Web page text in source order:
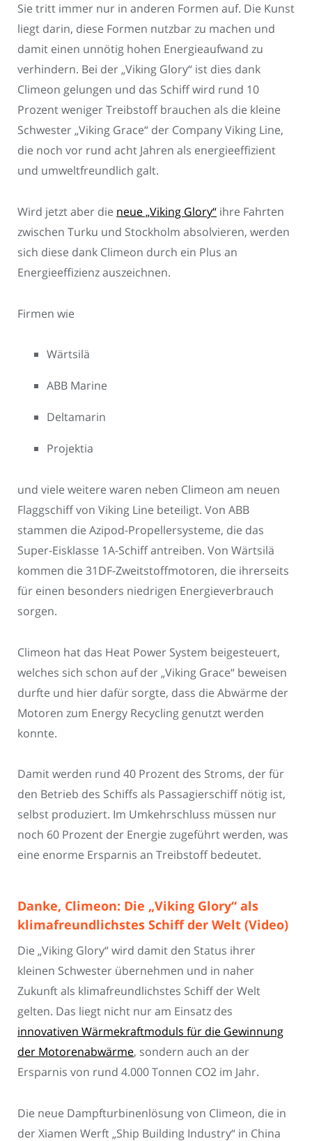
Sie tritt immer nur in anderen Formen auf. Die Kunst
liegt darin, diese Formen nutzbar zu machen und
damit einen unnötig hohen Energieaufwand zu
verhindern. Bei der „Viking Glory“ ist dies dank
Climeon gelungen und das Schiff wird rund 10
Prozent weniger Treibstoff brauchen als die kleine
Schwester „Viking Grace“ der Company Viking Line,
die noch vor rund acht Jahren als energieeffizient
und umweltfreundlich galt.
Wird jetzt aber die neue „Viking Glory“ ihre Fahrten
zwischen Turku und Stockholm absolvieren, werden
sich diese dank Climeon durch ein Plus an
Energieeffizienz auszeichnen.
Firmen wie
Wärtsilä
ABB Marine
Deltamarin
Projektia
und viele weitere waren neben Climeon am neuen
Flaggschiff von Viking Line beteiligt. Von ABB
stammen die Azipod-Propellersysteme, die das
Super-Eisklasse 1A-Schiff antreiben. Von Wärtsilä
kommen die 31DF-Zweitstoffmotoren, die ihrerseits
für einen besonders niedrigen Energieverbrauch
sorgen.
Climeon hat das Heat Power System beigesteuert,
welches sich schon auf der „Viking Grace“ beweisen
durfte und hier dafür sorgte, dass die Abwärme der
Motoren zum Energy Recycling genutzt werden
konnte.
Damit werden rund 40 Prozent des Stroms, der für
den Betrieb des Schiffs als Passagierschiff nötig ist,
selbst produziert. Im Umkehrschluss müssen nur
noch 60 Prozent der Energie zugeführt werden, was
eine enorme Ersparnis an Treibstoff bedeutet.
Danke, Climeon: Die „Viking Glory“ als
klimafreundlichstes Schiff der Welt (Video)
Die „Viking Glory“ wird damit den Status ihrer
kleinen Schwester übernehmen und in naher
Zukunft als klimafreundlichstes Schiff der Welt
gelten. Das liegt nicht nur am Einsatz des
innovativen Wärmekraftmoduls für die Gewinnung
der Motorenabwärme, sondern auch an der
Ersparnis von rund 4.000 Tonnen CO2 im Jahr.
Die neue Dampfturbinenlösung von Climeon, die in
der Xiamen Werft „Ship Building Industry“ in China